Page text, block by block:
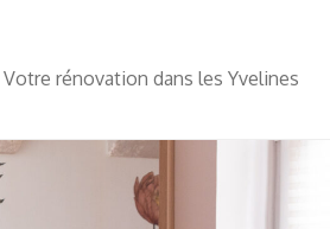
Votre rénovation dans les Yvelines